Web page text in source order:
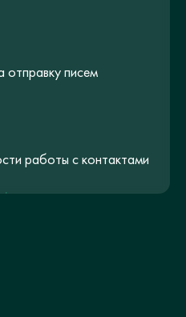
писем
работы с контактами